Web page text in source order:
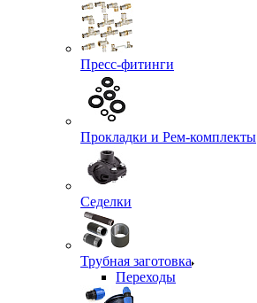
Пресс-фитинги
Прокладки и Рем-комплекты
Седелки
Трубная заготовка
Переходы